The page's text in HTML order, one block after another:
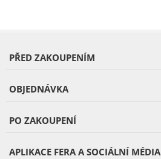
PŘED ZAKOUPENÍM
OBJEDNÁVKA
PO ZAKOUPENÍ
APLIKACE FERA A SOCIÁLNÍ MÉDIA